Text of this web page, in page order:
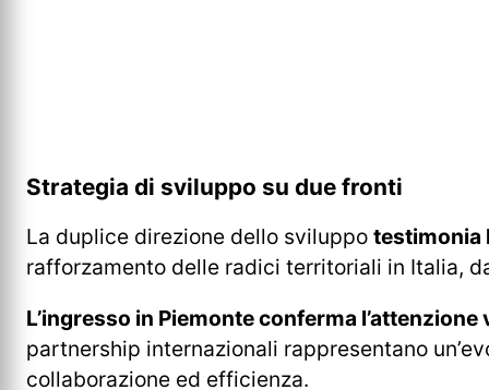
Strategia di sviluppo su due fronti
La duplice direzione dello sviluppo testimonia
rafforzamento delle radici territoriali in Italia,
L’ingresso in Piemonte conferma
partnership internazionali rappresentano
collaborazione ed efficienza.